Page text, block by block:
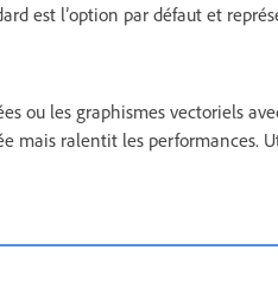
est l’option par défaut et
ou les graphismes vectoriels
mais ralentit les performances.